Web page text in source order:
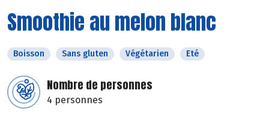
Smoothie au melon blanc
Boisson Sans gluten Végétarien Eté
Nombre de personnes
4 personnes